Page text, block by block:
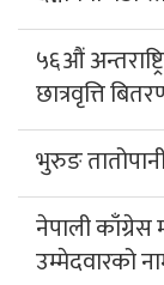
५६औं
छात्रवृत्ति
भुरुङ
नेपाली काँग्रेस
उम्मेदवारको